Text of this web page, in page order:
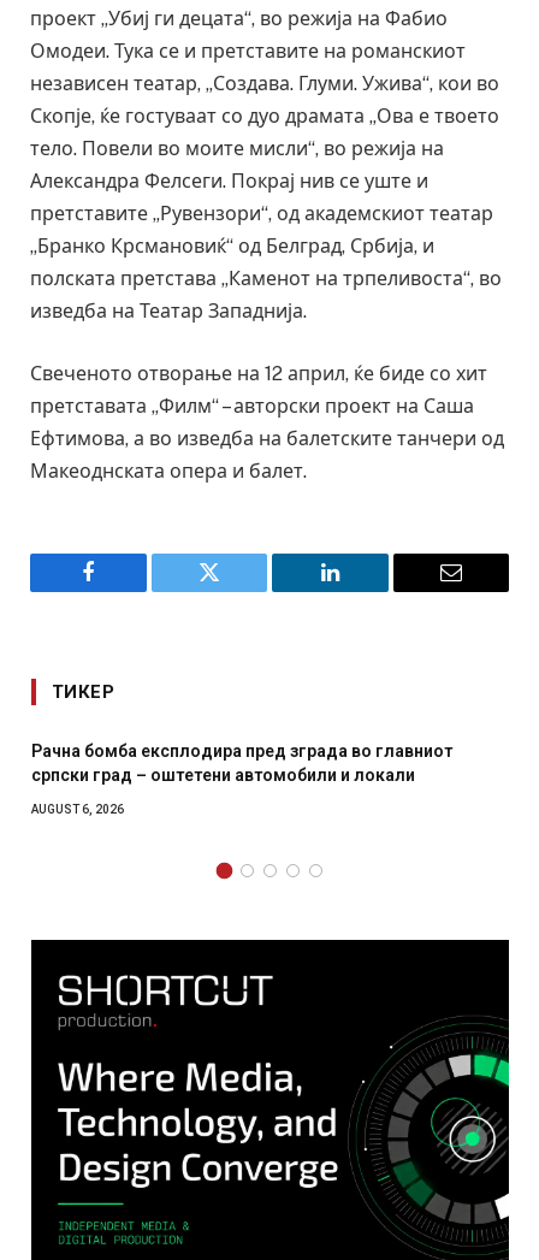
проект „Убиј ги децата“, во режија на Фабио
Омодеи. Тука се и претставите на романскиот
независен театар, „Создава. Глуми. Ужива“, кои во
Скопје, ќе гостуваат со дуо драмата „Ова е твоето
тело. Повели во моите мисли“, во режија на
Александра Фелсеги. Покрај нив се уште и
претставите „Рувензори“, од академскиот театар
„Бранко Крсмановиќ“ од Белград, Србија, и
полската претстава „Каменот на трпеливоста“, во
изведба на Театар Западнија.
Свеченото отворање на 12 април, ќе биде со хит
претставата „Филм“ – авторски проект на Саша
Ефтимова, а во изведба на балетските танчери од
Макеоднската опера и балет.
Facebook Twitter LinkedIn Email
ТИКЕР
И Данска се милитарилизира – воведува нова
месечна воена